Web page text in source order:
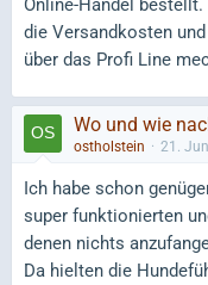
Online-Handel
die Versandkosten
über das Profi Line
Wo und wie
ostholstein 21.
Ich habe schon
super funktionierten
denen nichts
Da hielten die